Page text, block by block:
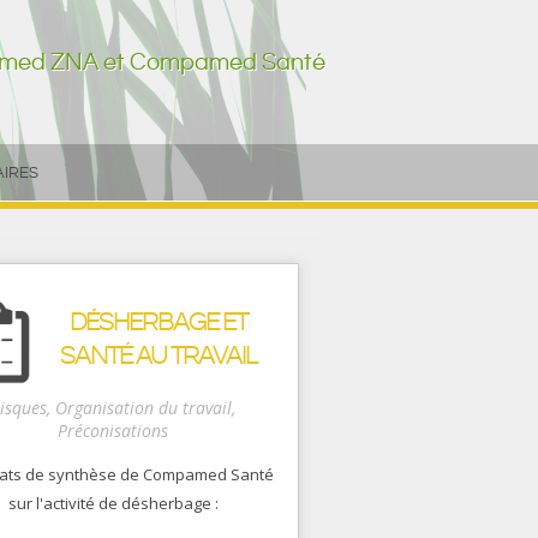
ZNA et Compamed Santé
DÉSHERBAGE ET
SANTÉ AU TRAVAIL
Organisation du travail,
Préconisations
de synthèse de Compamed Santé
sur l'activité de désherbage :